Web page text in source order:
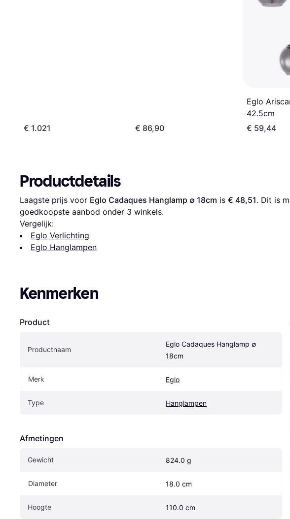
€ 1.021 € 86,90
Eglo
42.5cm
€ 59,44
Productdetails
Laagste prijs voor Eglo Cadaques Hanglamp ∅ 18cm is € 48,51. Dit is
goedkoopste aanbod onder 3 winkels.
Vergelijk:
Eglo Verlichting
Eglo Hanglampen
Kenmerken
Product
Productnaam
Eglo Cadaques Hanglamp ∅
18cm
Merk Eglo
Type Hanglampen
Afmetingen
Gewicht 824.0 g
Diameter 18.0 cm
Hoogte 110.0 cm